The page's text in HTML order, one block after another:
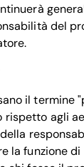
del
il termine
rispetto agli
la funzione